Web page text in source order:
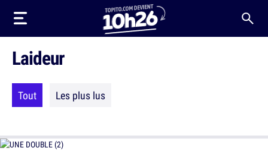
Laideur
Tout Les plus lus